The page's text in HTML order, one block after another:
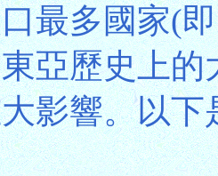
最多國家(
亞歷史上
影響。以